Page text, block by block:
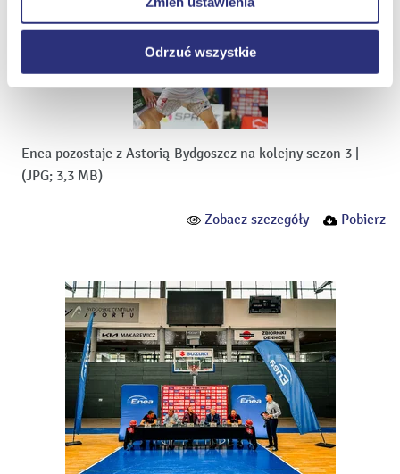
Odrzuć wszystkie
Enea pozostaje z Astorią Bydgoszcz na kolejny sezon 3
(JPG; 3,3 MB)
Zobacz szczegóły Pobierz